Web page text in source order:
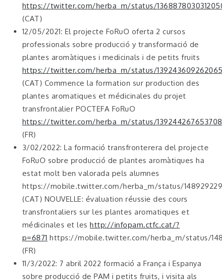
https://twitter.com/herba_m/status/
(CAT)
12/05/2021: El projecte FoRuO oferta 2 cursos
professionals sobre producció y transformació de
plantes aromàtiques i medicinals i de petits fruits
https://twitter.com/herba_m/status/
(CAT) Commence la formation sur production des
plantes aromatiques et médicinales du projet
transfrontalier POCTEFA FoRuO
https://twitter.com/herba_m/status/
(FR)
3/02/2022: La formació transfronterera del projecte
FoRuO sobre producció de plantes aromàtiques ha
estat molt ben valorada pels alumnes
https://mobile.twitter.com/herba_m/status/
(CAT) NOUVELLE: évaluation réussie des cours
transfrontaliers sur les plantes aromatiques et
médicinales et leshttp://infopam.ctfc.cat/?
p=6871 https://mobile.twitter.com/herba_m/status/
(FR)
11/3/2022: 7 abril 2022 formació a França i Espanya
sobre producció de PAM i petits fruits, i visita als